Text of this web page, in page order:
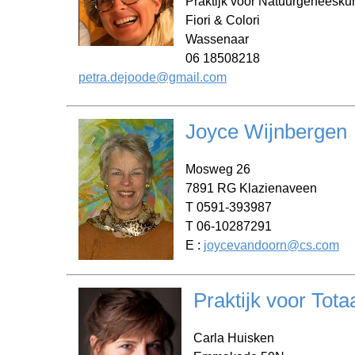
Fiori & Colori
Wassenaar
06 18508218
petra.dejoode@gmail.com
Joyce Wijnbergen
Mosweg 26
7891 RG Klazienaveen
T 0591-393987
T 06-10287291
E : joycevandoorn@cs.com
Praktijk voor
Carla Huisken